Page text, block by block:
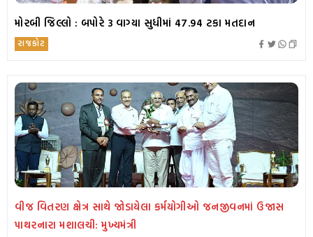
મોરબી જિલ્લો : બપોરે 3 વાગ્યા સુધીમાં 47.94 ટકા મતદાન
રાજકોટ
વીજ વિતરણ ક્ષેત્ર સાથે જોડાયેલા કર્મયોગીઓ જનજીવનમાં ઉજાસ
પાથરનારા મશાલચી: મુખ્યમંત્રી